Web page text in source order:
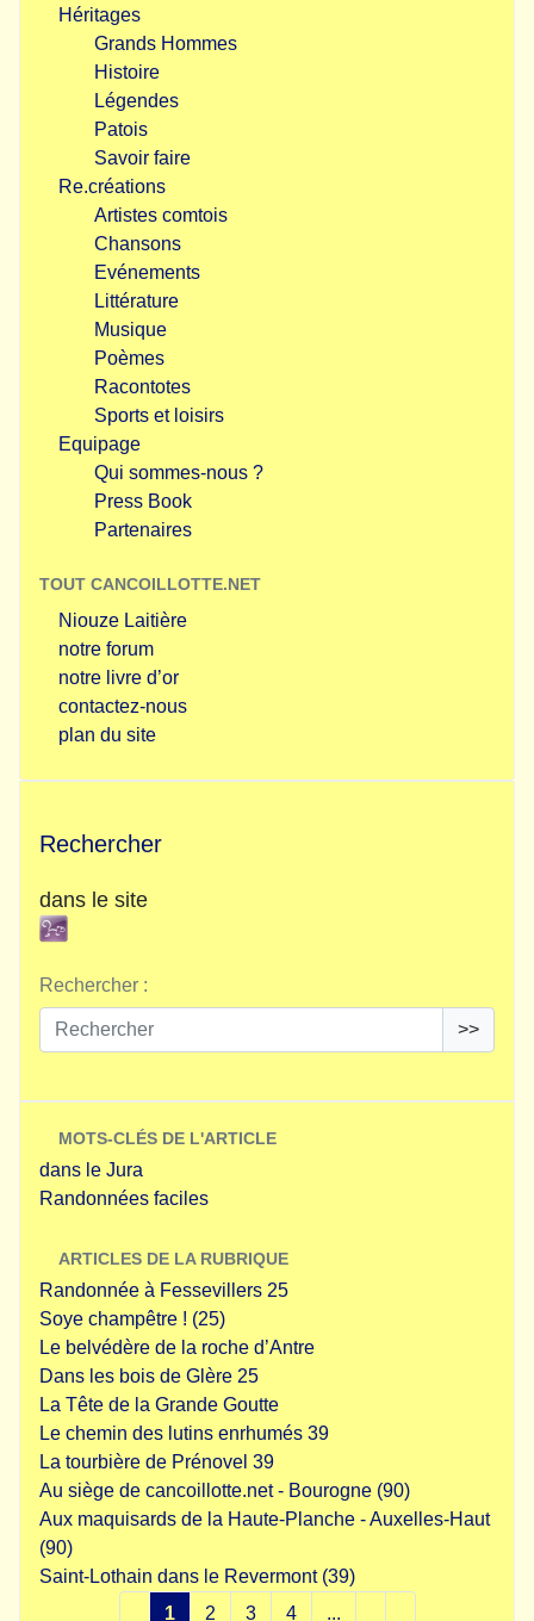
Héritages
Grands Hommes
Histoire
Légendes
Patois
Savoir faire
Re.créations
Artistes comtois
Chansons
Evénements
Littérature
Musique
Poèmes
Racontotes
Sports et loisirs
Equipage
Qui sommes-nous ?
Press Book
Partenaires
TOUT CANCOILLOTTE.NET
Niouze Laitière
notre forum
notre livre d’or
contactez-nous
plan du site
Rechercher
dans le site
Rechercher :
>>
MOTS-CLÉS DE L'ARTICLE
dans le Jura
Randonnées faciles
ARTICLES DE LA RUBRIQUE
Randonnée à Fessevillers 25
Soye champêtre ! (25)
Le belvédère de la roche d’Antre
Dans les bois de Glère 25
La Tête de la Grande Goutte
Le chemin des lutins enrhumés 39
La tourbière de Prénovel 39
Au siège de cancoillotte.net - Bourogne (90)
Aux maquisards de la Haute-Planche - Auxelles-Haut
(90)
Saint-Lothain dans le Revermont (39)
1
2 3 4 ...